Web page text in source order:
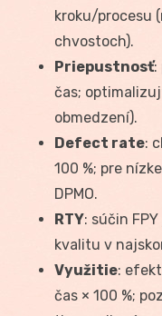
kroku/procesu
chvostoch).
Priepustnosť:
čas;
obmedzení).
Defect rate:
100 %; pre
DPMO.
RTY: súčin
kvalitu v
Využitie:
čas × 100 %;